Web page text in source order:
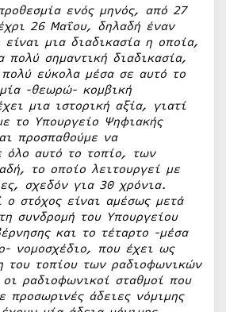
ενός μηνός, από 27
26 Μαΐου, δηλαδή έναν
μια διαδικασία η οποία,
πολύ σημαντική διαδικασία,
εύκολα μέσα σε αυτό το
-θεωρώ- κομβική
μια ιστορική αξία, γιατί
το Υπουργείο Ψηφιακής
προσπαθούμε να
όλο αυτό το τοπίο, των
το οποίο λειτουργεί με
σχεδόν για 30 χρόνια.
ο στόχος είναι αμέσως μετά
συνδρομή του Υπουργείου
και το τέταρτο -μέσα
νομοσχέδιο, που έχει ως
του τοπίου των ραδιοφωνικών
ραδιοφωνικοί σταθμοί που
προσωρινές άδειες νόμιμης